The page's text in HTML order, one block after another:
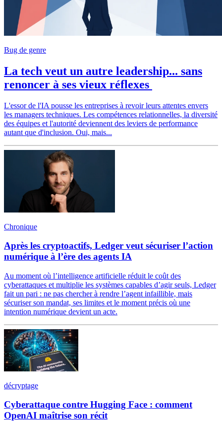
Bug de genre
La tech veut un autre leadership... sans
renoncer à ses vieux réflexes
L'essor de l'IA pousse les entreprises à revoir leurs attentes envers
les managers techniques. Les compétences relationnelles, la diversité
des équipes et l'autorité deviennent des leviers de performance
autant que d'inclusion. Oui, mais...
Chronique
Après les cryptoactifs, Ledger veut sécuriser l’action
numérique à l’ère des agents IA
Au moment où l’intelligence artificielle réduit le coût des
cyberattaques et multiplie les systèmes capables d’agir seuls, Ledger
fait un pari : ne pas chercher à rendre l’agent infaillible, mais
sécuriser son mandat, ses limites et le moment précis où une
intention numérique devient un acte.
décryptage
Cyberattaque contre Hugging Face : comment
OpenAI maîtrise son récit